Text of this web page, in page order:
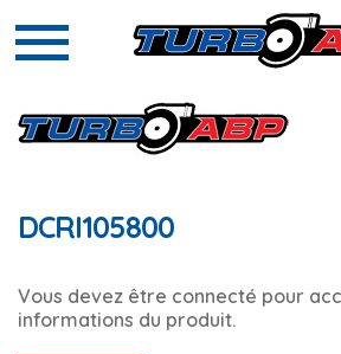
DCRI105800
Vous devez être connecté pour
informations du produit.